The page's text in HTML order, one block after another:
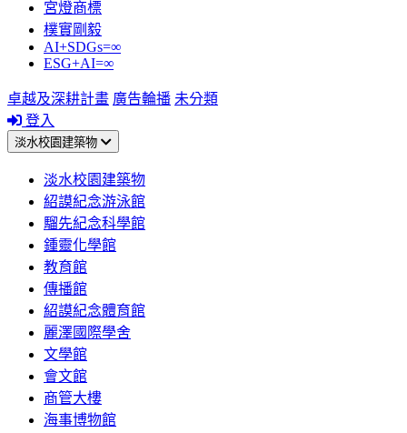
宮燈商標
樸實剛毅
AI+SDGs=∞
ESG+AI=∞
卓越及深耕計畫 廣告輪播 未分類
登入
淡水校園建築物
淡水校園建築物
紹謨紀念游泳館
騮先紀念科學館
鍾靈化學館
教育館
傳播館
紹謨紀念體育館
麗澤國際學舍
文學館
會文館
商管大樓
海事博物館